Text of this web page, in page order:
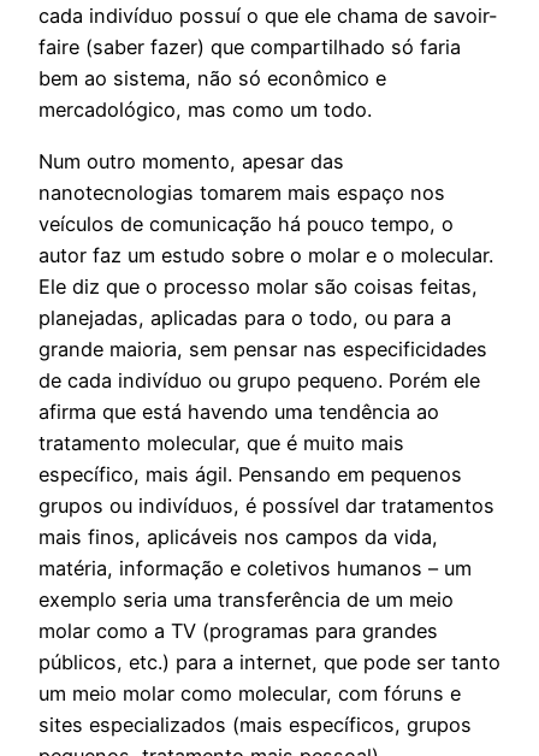
cada indivíduo possuí o que ele chama de savoir-
faire (saber fazer) que compartilhado só faria
bem ao sistema, não só econômico e
mercadológico, mas como um todo.
Num outro momento, apesar das
nanotecnologias tomarem mais espaço nos
veículos de comunicação há pouco tempo, o
autor faz um estudo sobre o molar e o molecular.
Ele diz que o processo molar são coisas feitas,
planejadas, aplicadas para o todo, ou para a
grande maioria, sem pensar nas especificidades
de cada indivíduo ou grupo pequeno. Porém ele
afirma que está havendo uma tendência ao
tratamento molecular, que é muito mais
específico, mais ágil. Pensando em pequenos
grupos ou indivíduos, é possível dar tratamentos
mais finos, aplicáveis nos campos da vida,
matéria, informação e coletivos humanos – um
exemplo seria uma transferência de um meio
molar como a TV (programas para grandes
públicos, etc.) para a internet, que pode ser tanto
um meio molar como molecular, com fóruns e
sites especializados (mais específicos, grupos